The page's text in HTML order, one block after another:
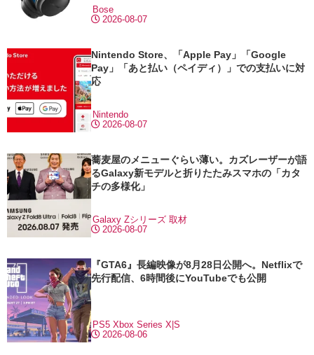
2026-08-07
Bose
Nintendo Store、「Apple Pay」「Google
Pay」「あと払い（ペイディ）」での支払いに対
応
2026-08-07
Nintendo
蕎麦屋のメニューぐらい薄い。カズレーザーが語
るGalaxy新モデルと折りたたみスマホの「カタ
チの多様化」
2026-08-07
Galaxy Zシリーズ 取材
『GTA6』長編映像が8月28日公開へ。Netflixで
先行配信、6時間後にYouTubeでも公開
2026-08-06
PS5 Xbox Series X|S